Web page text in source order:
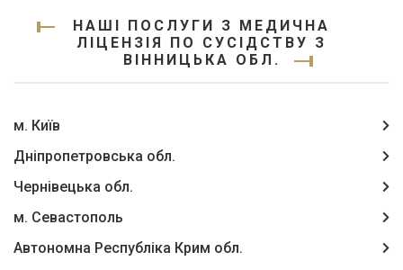
НАШІ ПОСЛУГИ З МЕДИЧНА
ЛІЦЕНЗІЯ ПО СУСІДСТВУ З
ВІННИЦЬКА ОБЛ.
м. Київ
Дніпропетровська обл.
Чернівецька обл.
м. Севастополь
Автономна Республіка Крим обл.